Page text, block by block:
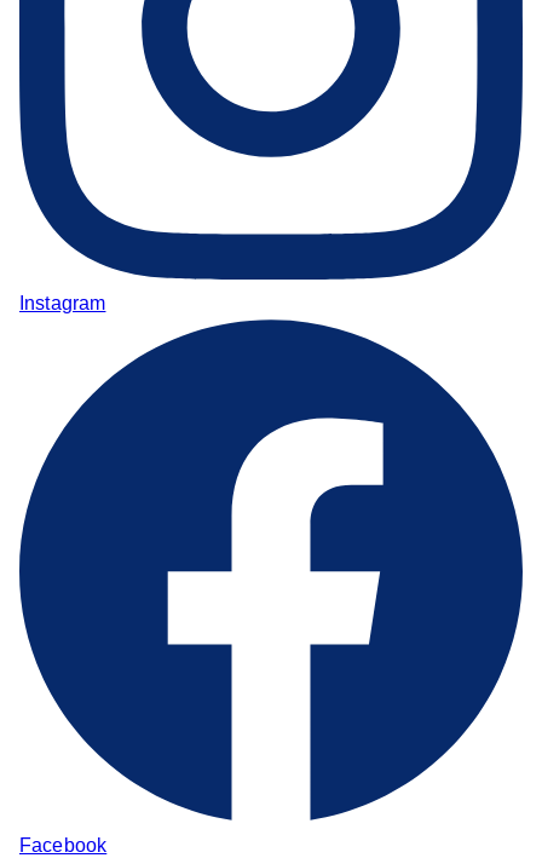
Instagram
Facebook